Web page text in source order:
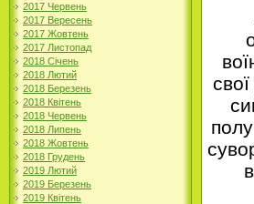
2017 Червень
2017 Вересень
2017 Жовтень
2017 Листопад
2018 Січень
2018 Лютий
2018 Березень
2018 Квітень
2018 Червень
2018 Липень
2018 Жовтень
2018 Грудень
2019 Лютий
2019 Березень
2019 Квітень